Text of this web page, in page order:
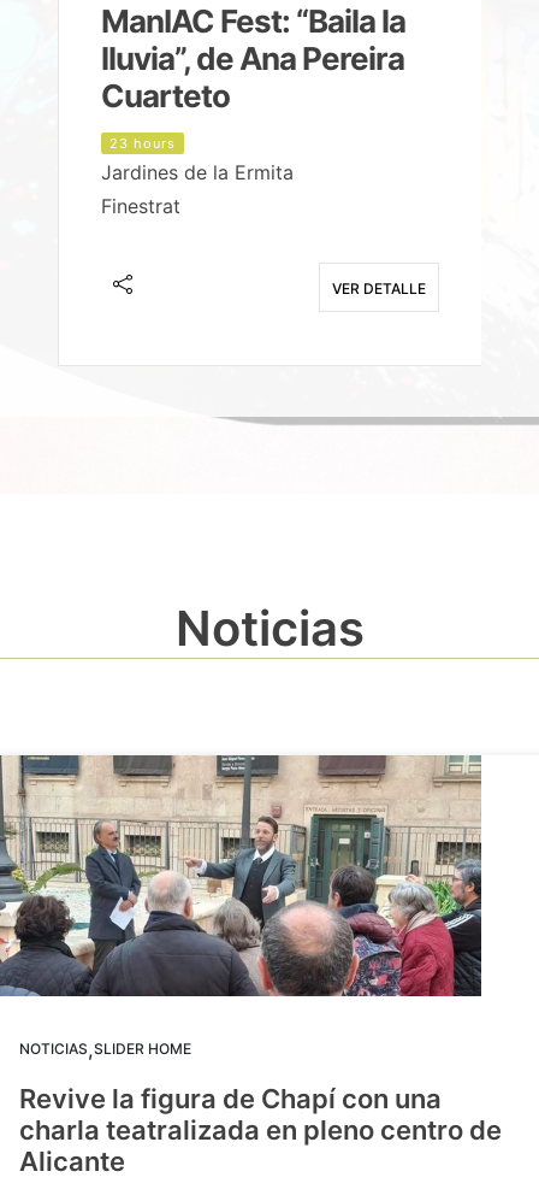
ManIAC Fest: “Baila la
lluvia”, de Ana Pereira
Cuarteto
23 hours
Jardines de la Ermita
Finestrat
VER DETALLE
Noticias
NOTICIAS,SLIDER HOME
Revive la figura de Chapí con una
charla teatralizada en pleno centro de
Alicante